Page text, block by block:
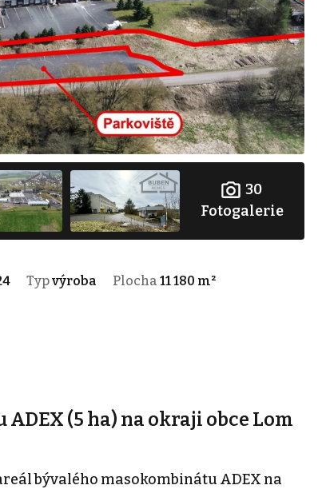
30
Fotogalerie
Typvýroba Plocha 11 180 m²
(5 ha) na okraji obce Lom
bývalého masokombinátu ADEX na